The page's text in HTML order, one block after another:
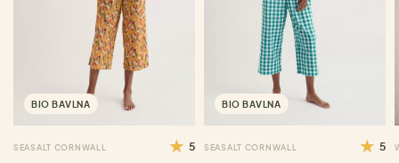
BIO BAVLNA
SEASALT CORNWALL 5
BIO BAVLNA
SEASALT CORNWALL 5